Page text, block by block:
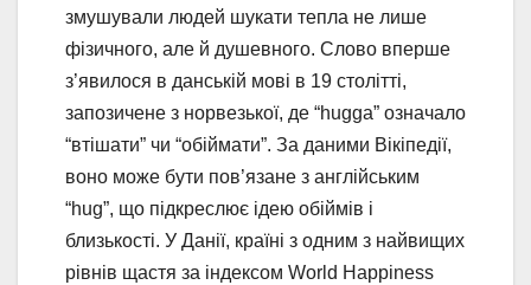
змушували людей шукати тепла не лише
фізичного, але й душевного. Слово вперше
з’явилося в данській мові в 19 столітті,
запозичене з норвезької, де “hugga” означало
“втішати” чи “обіймати”. За даними Вікіпедії,
воно може бути пов’язане з англійським
“hug”, що підкреслює ідею обіймів і
близькості. У Данії, країні з одним з найвищих
рівнів щастя за індексом World Happiness